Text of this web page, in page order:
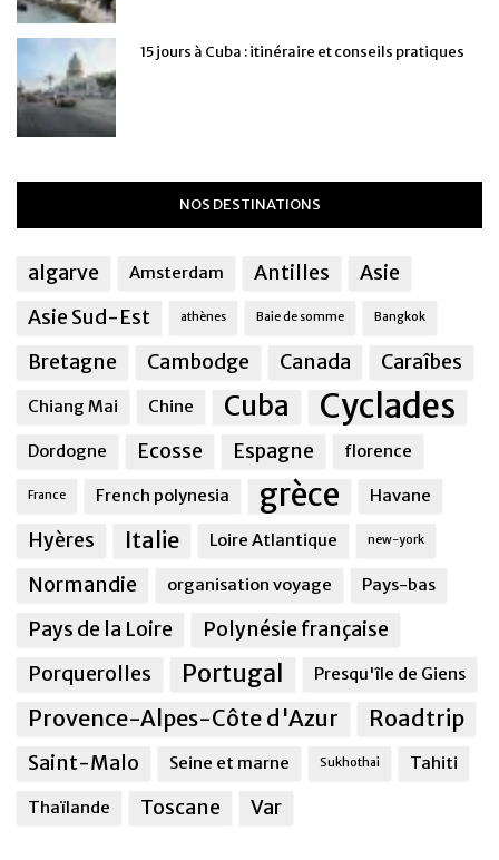
15 jours à Cuba : itinéraire et conseils pratiques
NOS DESTINATIONS
algarve Amsterdam Antilles
Asie
Asie Sud-Est
athènes Baie de somme Bangkok
Bretagne Cambodge Canada Caraîbes
Chiang Mai Chine Cuba Cyclades
Dordogne Ecosse Espagne florence
France French polynesia grèce Havane
Hyères Italie Loire Atlantique new-york
Normandie organisation voyage Pays-bas
Pays de la Loire
Polynésie française
Porquerolles
Portugal Presqu'île de Giens
Provence-Alpes-Côte d'Azur Roadtrip
Saint-Malo Seine et marne Sukhothai Tahiti
Thaïlande Toscane Var